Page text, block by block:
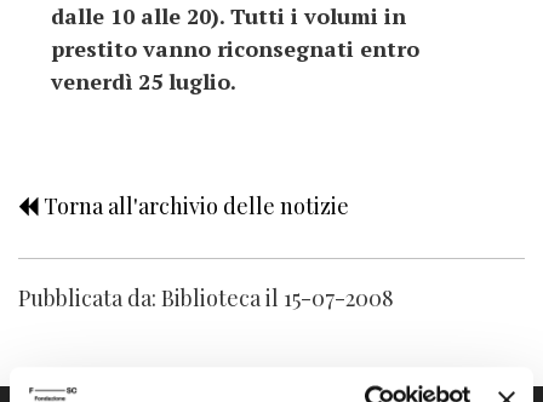
dalle 10 alle 20). Tutti i volumi in
prestito vanno riconsegnati entro
venerdì 25 luglio.
Torna all'archivio delle notizie
Pubblicata da: Biblioteca il 15-07-2008